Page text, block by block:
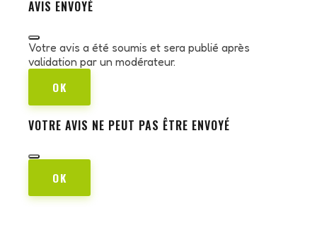
AVIS ENVOYÉ
Votre avis a été soumis et sera publié après
validation par un modérateur.
OK
VOTRE AVIS NE PEUT PAS ÊTRE ENVOYÉ
OK